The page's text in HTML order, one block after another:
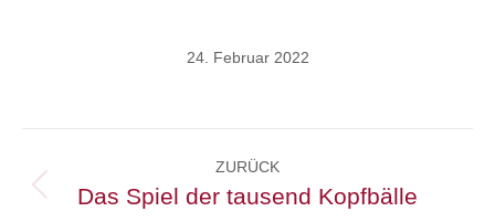
24. Februar 2022
ZURÜCK
Vorheriger
Das Spiel der tausend Kopfbälle